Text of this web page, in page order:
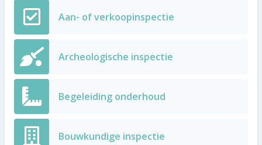
Aan- of verkoopinspectie
Archeologische inspectie
Begeleiding onderhoud
Bouwkundige inspectie